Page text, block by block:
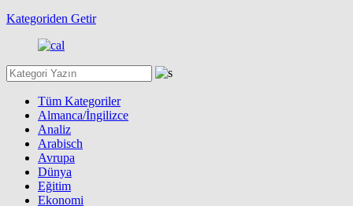
Kategoriden Getir
Tüm Kategoriler
Almanca/İngilizce
Analiz
Arabisch
Avrupa
Dünya
Eğitim
Ekonomi